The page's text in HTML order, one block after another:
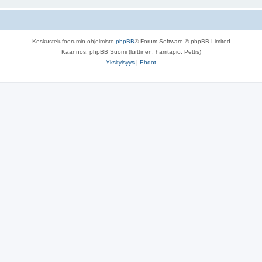
Keskustelufoorumin ohjelmisto phpBB® Forum Software © phpBB Limited
Käännös: phpBB Suomi (lurttinen, harritapio, Pettis)
Yksityisyys
Ehdot